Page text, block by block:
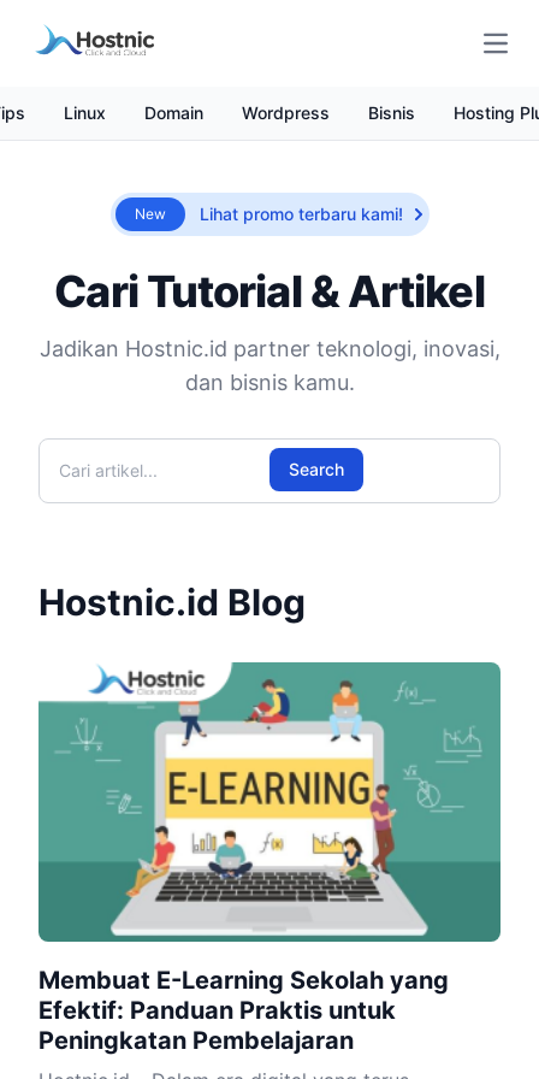
Linux Domain Wordpress Bisnis Hosting
New Lihat promo terbaru kami!
Cari Tutorial & Artikel
Jadikan Hostnic.id partner teknologi, inovasi,
dan bisnis kamu.
Cari artikel
Search
Hostnic.id Blog
Membuat E-Learning Sekolah yang
Efektif: Panduan Praktis untuk
Peningkatan Pembelajaran